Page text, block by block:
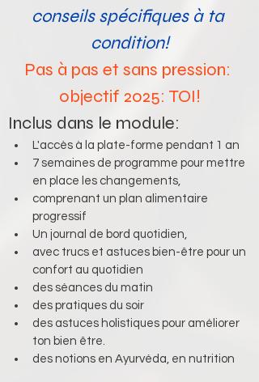
conseils spécifiques à ta
condition!
Pas à pas et sans pression:
objectif 2025: TOI!
Inclus dans le module:
L'accès à la plate-forme pendant 1 an
7 semaines de programme pour mettre
en place les changements,
comprenant un plan alimentaire
progressif
Un journal de bord quotidien,
avec trucs et astuces bien-être pour un
confort au quotidien
des séances du matin
des pratiques du soir
des astuces holistiques pour améliorer
ton bien être.
des notions en Ayurvéda, en nutrition